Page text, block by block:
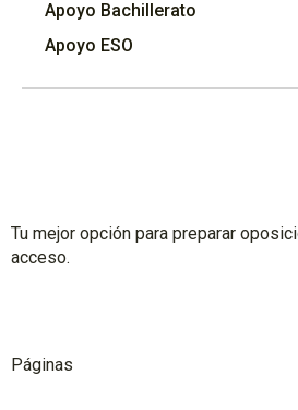
Apoyo Bachillerato
Apoyo ESO
Tu mejor opción para preparar
acceso.
Páginas